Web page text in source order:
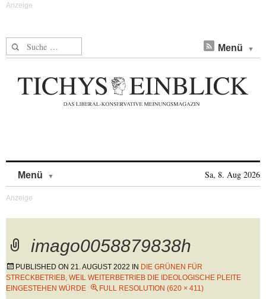
Suche nach: Menü
Menü Sa, 8. Aug 2026
imago0058879838h
PUBLISHED ON 21. AUGUST 2022 IN DIE GRÜNEN FÜR
STRECKBETRIEB, WEIL WEITERBETRIEB DIE IDEOLOGISCHE PLEITE
EINGESTEHEN WÜRDE
FULL RESOLUTION (620 × 411)